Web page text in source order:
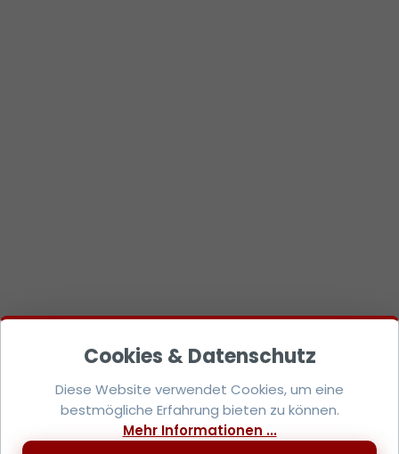
Diese Website verwendet Cookies, um eine
bestmögliche Erfahrung bieten zu können.
Mehr Informationen ...